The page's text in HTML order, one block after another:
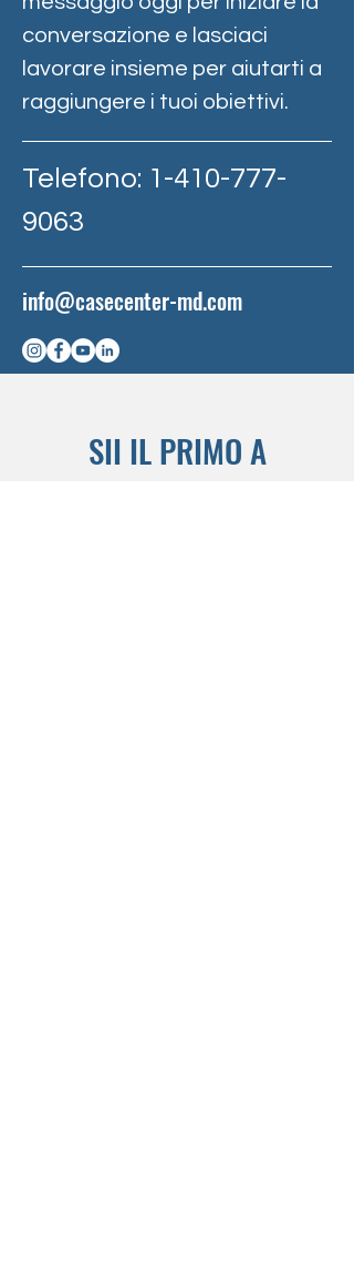
conversazione e lasciaci
lavorare insieme per aiutarti a
raggiungere i tuoi obiettivi.
Telefono: 1-410-777-
9063
info@casecenter-md.com
SII IL PRIMO A